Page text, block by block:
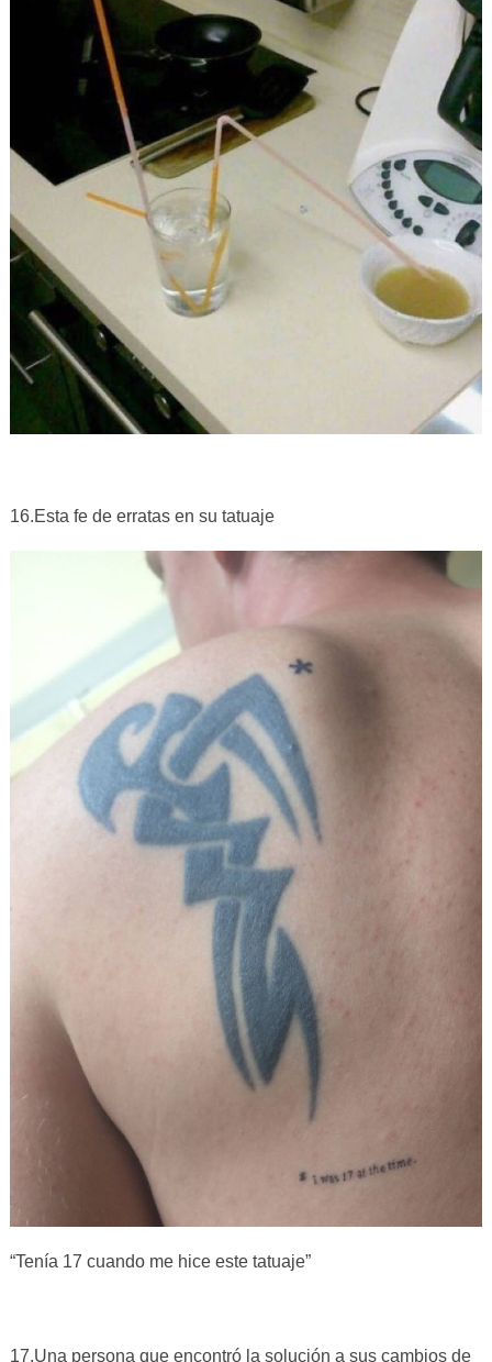
16.Esta fe de erratas en su tatuaje
“Tenía 17 cuando me hice este tatuaje”
17.Una persona que encontró la solución a sus cambios de